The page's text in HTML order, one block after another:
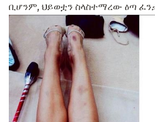
ቢሆንም, ህይወቷን ስላስተማረው ዕጣ